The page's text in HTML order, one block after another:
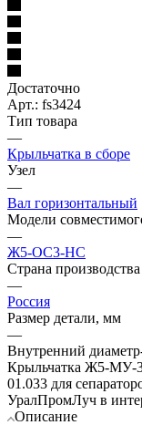
Достаточно
Арт.: fs3424
Тип товара
—
Крыльчатка в сборе
Узел
—
Вал горизонтальный
Модели
—
Ж5-ОС3-НС
Страна производства
—
Россия
Размер детали, мм
—
Внутренний
Крыльчатка Ж5-МУ-
01.033 для
УралПромЛуч в
Описание